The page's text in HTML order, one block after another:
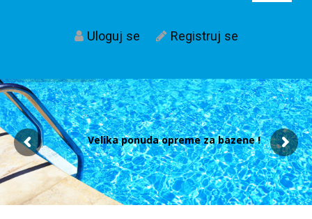
Uloguj se Registruj se
Velika ponuda opreme za bazene !